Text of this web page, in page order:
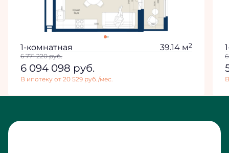
1-комнатная 39.14 м2
6 771 220руб.
6 094 098 руб.
В ипотеку от 20 529 руб./мес.